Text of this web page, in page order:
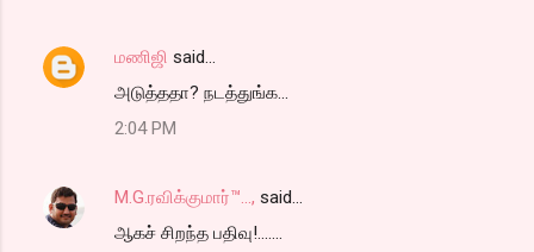
மணிஜி said…
அடுத்ததா? நடத்துங்க...
2:04 PM
M.G.ரவிக்குமார்™..., said…
ஆகச் சிறந்த பதிவு!.......